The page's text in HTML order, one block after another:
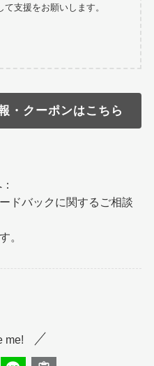
支援をお願いします。
・クーポンはこちら
ドバックに関するご相談
。
me!